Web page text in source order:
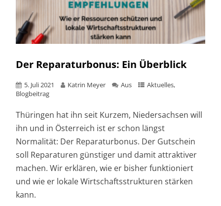
Der Reparaturbonus: Ein Überblick
5. Juli 2021 Katrin Meyer Aus Aktuelles,
Blogbeitrag
Thüringen hat ihn seit Kurzem, Niedersachsen will
ihn und in Österreich ist er schon längst
Normalität: Der Reparaturbonus. Der Gutschein
soll Reparaturen günstiger und damit attraktiver
machen. Wir erklären, wie er bisher funktioniert
und wie er lokale Wirtschaftsstrukturen stärken
kann.